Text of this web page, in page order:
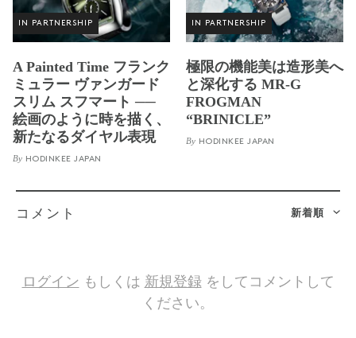
IN PARTNERSHIP
A Painted Time フランク
ミュラー ヴァンガード
スリム スフマート ──
絵画のように時を描く、
新たなるダイヤル表現
By HODINKEE JAPAN
IN PARTNERSHIP
極限の機能美は造形美へ
と深化する MR-G
FROGMAN
“BRINICLE”
By HODINKEE JAPAN
新着順
コメント
ログイン もしくは 新規登録をしてコメントして
ください。